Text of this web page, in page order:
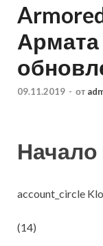
09.11.2019 - от
account_circle
(14)